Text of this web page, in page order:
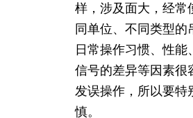
样，涉及面大，经常
同单位、不同类型的
日常操作习惯、性能
信号的差异等因素很
发误操作，所以要特
慎。